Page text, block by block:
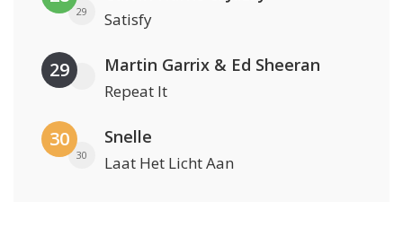
29 Satisfy
29 Martin Garrix & Ed Sheeran
Repeat It
30
30
Snelle
Laat Het Licht Aan